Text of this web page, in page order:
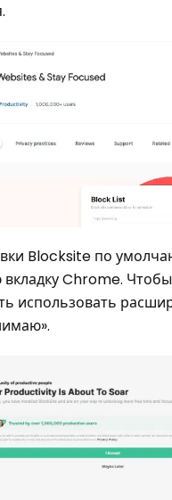
Blocksite по
вкладку Chrome.
использовать